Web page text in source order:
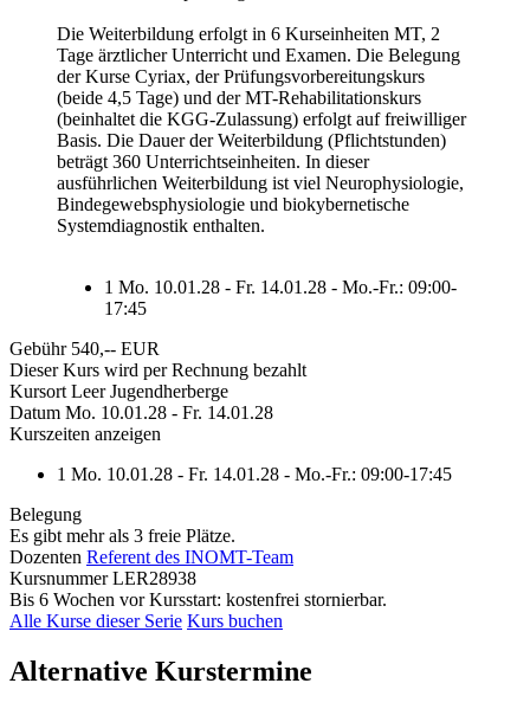
Die Weiterbildung erfolgt in 6 Kurseinheiten MT, 2
Tage ärztlicher Unterricht und Examen. Die Belegung
der Kurse Cyriax, der Prüfungsvorbereitungskurs
(beide 4,5 Tage) und der MT-Rehabilitationskurs
(beinhaltet die KGG-Zulassung) erfolgt auf freiwilliger
Basis. Die Dauer der Weiterbildung (Pflichtstunden)
beträgt 360 Unterrichtseinheiten. In dieser
ausführlichen Weiterbildung ist viel Neurophysiologie,
Bindegewebsphysiologie und biokybernetische
Systemdiagnostik enthalten.
1 Mo. 10.01.28 - Fr. 14.01.28 - Mo.-Fr.: 09:00-
17:45
Gebühr 540,-- EUR
Dieser Kurs wird per Rechnung bezahlt
Kursort Leer Jugendherberge
Datum Mo. 10.01.28 - Fr. 14.01.28
Kurszeiten anzeigen
1 Mo. 10.01.28 - Fr. 14.01.28 - Mo.-Fr.: 09:00-17:45
Belegung
Es gibt mehr als 3 freie Plätze.
Dozenten Referent des INOMT-Team
Kursnummer LER28938
Bis 6 Wochen vor Kursstart: kostenfrei stornierbar.
Alle Kurse dieser Serie Kurs buchen
Alternative Kurstermine